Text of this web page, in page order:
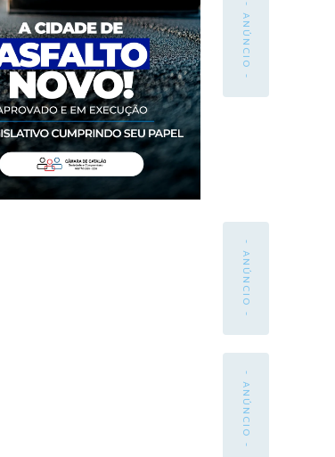
- ANÚNCIO -
- ANÚNCIO -
- ANÚNCIO -